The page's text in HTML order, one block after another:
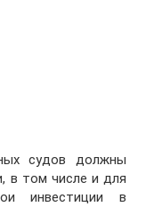
судов должны
в том числе и для
инвестиции в